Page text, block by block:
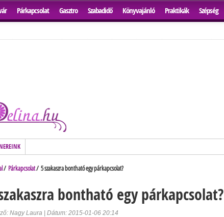
Párkapcsolat Gasztro Szabadidő Könyvajánló Praktikák Szépség
/ Párkapcsolat/ 5 szakaszra bontható egy párkapcsolat?
bontható egy párkapcsolat?
Nagy Laura | Dátum: 2015-01-06 20:14